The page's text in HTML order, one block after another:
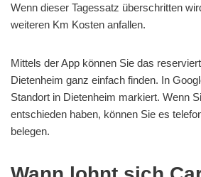
Wenn dieser Tagessatz überschritten
weiteren Km Kosten anfallen.
Mittels der App können Sie das
Dietenheim ganz einfach finden. In
Standort in Dietenheim markiert. Wenn
entschieden haben, können Sie es
belegen.